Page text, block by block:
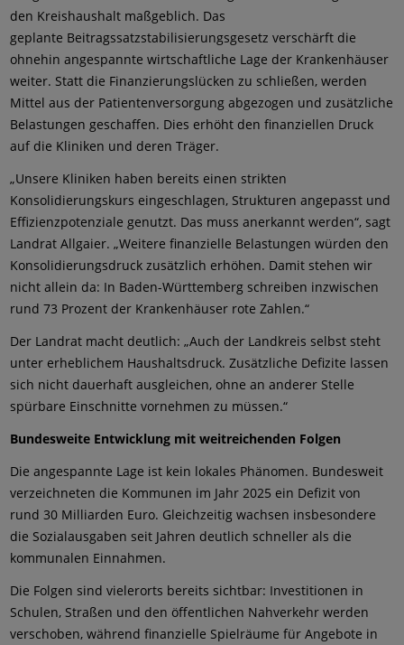
den Kreishaushalt maßgeblich. Das
geplante Beitragssatzstabilisierungsgesetz verschärft die
ohnehin angespannte wirtschaftliche Lage der Krankenhäuser
weiter. Statt die Finanzierungslücken zu schließen, werden
Mittel aus der Patientenversorgung abgezogen und zusätzliche
Belastungen geschaffen. Dies erhöht den finanziellen Druck
auf die Kliniken und deren Träger.
„Unsere Kliniken haben bereits einen strikten
Konsolidierungskurs eingeschlagen, Strukturen angepasst und
Effizienzpotenziale genutzt. Das muss anerkannt werden“, sagt
Landrat Allgaier. „Weitere finanzielle Belastungen würden den
Konsolidierungsdruck zusätzlich erhöhen. Damit stehen wir
nicht allein da: In Baden-Württemberg schreiben inzwischen
rund 73 Prozent der Krankenhäuser rote Zahlen.“
Der Landrat macht deutlich: „Auch der Landkreis selbst steht
unter erheblichem Haushaltsdruck. Zusätzliche Defizite lassen
sich nicht dauerhaft ausgleichen, ohne an anderer Stelle
spürbare Einschnitte vornehmen zu müssen.“
Bundesweite Entwicklung mit weitreichenden Folgen
Die angespannte Lage ist kein lokales Phänomen. Bundesweit
verzeichneten die Kommunen im Jahr 2025 ein Defizit von
rund 30 Milliarden Euro. Gleichzeitig wachsen insbesondere
die Sozialausgaben seit Jahren deutlich schneller als die
kommunalen Einnahmen.
Die Folgen sind vielerorts bereits sichtbar: Investitionen in
Schulen, Straßen und den öffentlichen Nahverkehr werden
verschoben, während finanzielle Spielräume für Angebote in